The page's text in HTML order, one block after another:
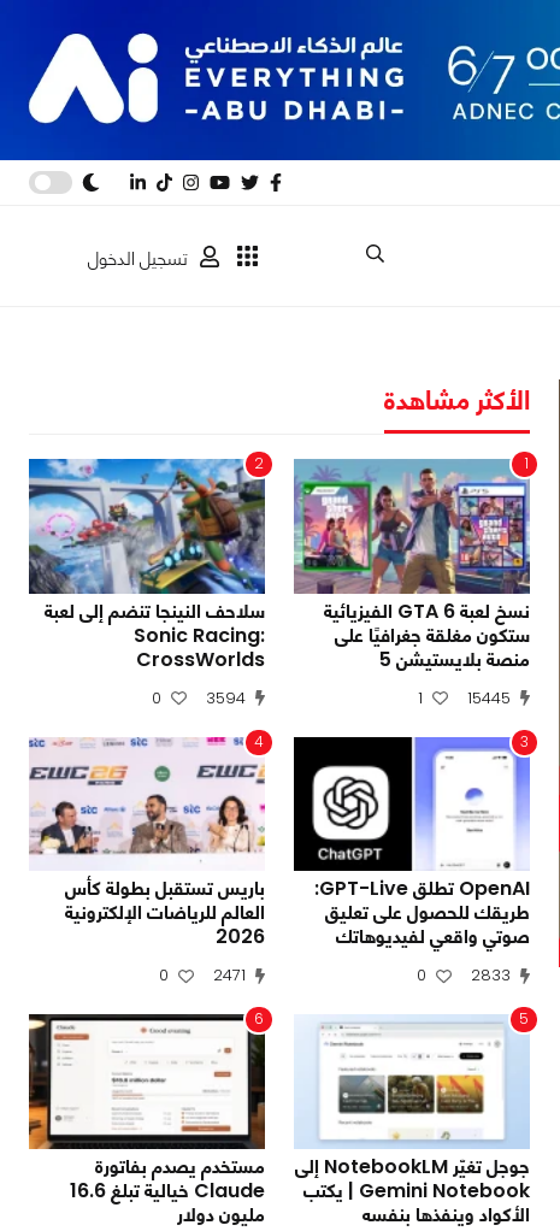
تسجيل الدخول
الأكثر مشاهدة
1
نسخ لعبة GTA 6 الفيزيائية
ستكون مغلقة جغرافيًا على
منصة بلايستيشن 5
15445
1
2
سلاحف النينجا تنضم إلى لعبة
Sonic Racing:
CrossWorlds
3594
0
3
OpenAI تطلق GPT-Live:
طريقك للحصول على تعليق
صوتي واقعي لفيديوهاتك
2833
0
4
باريس تستقبل بطولة كأس
العالم للرياضات الإلكترونية
2026
2471
0
5
جوجل تغيّر NotebookLM إلى
Gemini Notebook | يكتب
الأكواد وينفذها بنفسه
6
مستخدم يصدم بفاتورة
Claude خيالية تبلغ 16.6
مليون دولار